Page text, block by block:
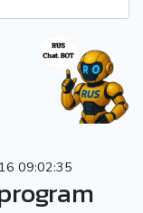
09:02:35